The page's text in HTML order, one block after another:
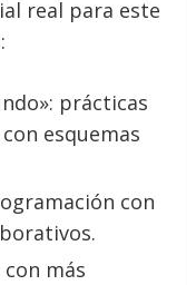
real para este
prácticas
esquemas
con
más